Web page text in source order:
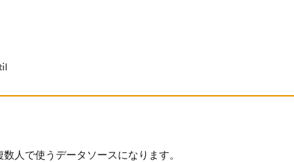
いし少数のデータソースを使い回す前提であれば、ある程度
数字の齟齬が出る可能性を減らせるからです。
ラムの削除や時間軸での分割（パーティション）を考えても
人で使うデータソースになります。